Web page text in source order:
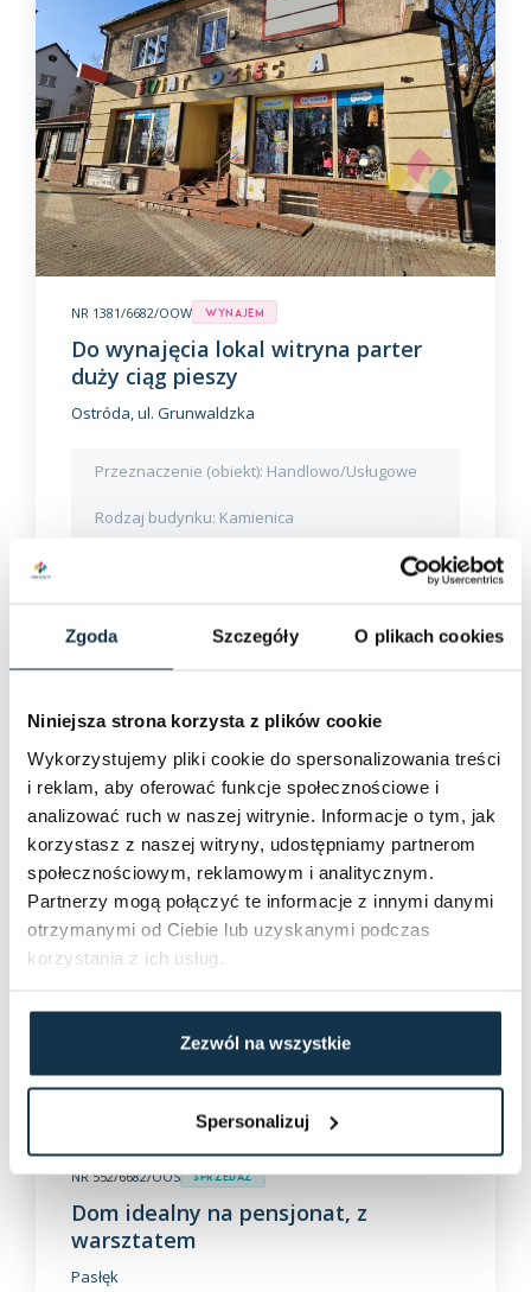
Zgoda Szczegóły O plikach cookies
Niniejsza strona korzysta z plików cookie
Wykorzystujemy pliki cookie do spersonalizowania treści
i reklam, aby oferować funkcje społecznościowe i
analizować ruch w naszej witrynie. Informacje o tym, jak
korzystasz z naszej witryny, udostępniamy partnerom
społecznościowym, reklamowym i analitycznym.
Partnerzy mogą połączyć te informacje z innymi danymi
otrzymanymi od Ciebie lub uzyskanymi podczas
korzystania z ich usług.
Zezwól na wszystkie
Spersonalizuj
NR 1381/6682/OOW Wynajem
Do wynajęcia lokal witryna parter
duży ciąg pieszy
Ostróda, ul. Grunwaldzka
Przeznaczenie (obiekt): Handlowo/Usługowe
Rodzaj budynku: Kamienica
5 000 PLN 160 m2
NR 552/6682/OOS Sprzedaż
Dom idealny na pensjonat, z
warsztatem
Pasłęk